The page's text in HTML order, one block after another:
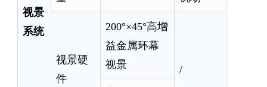
视景
系统
视景硬
件
200°×45°高增
益金属环幕
视景
/